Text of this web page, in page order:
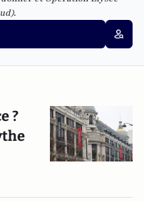
?